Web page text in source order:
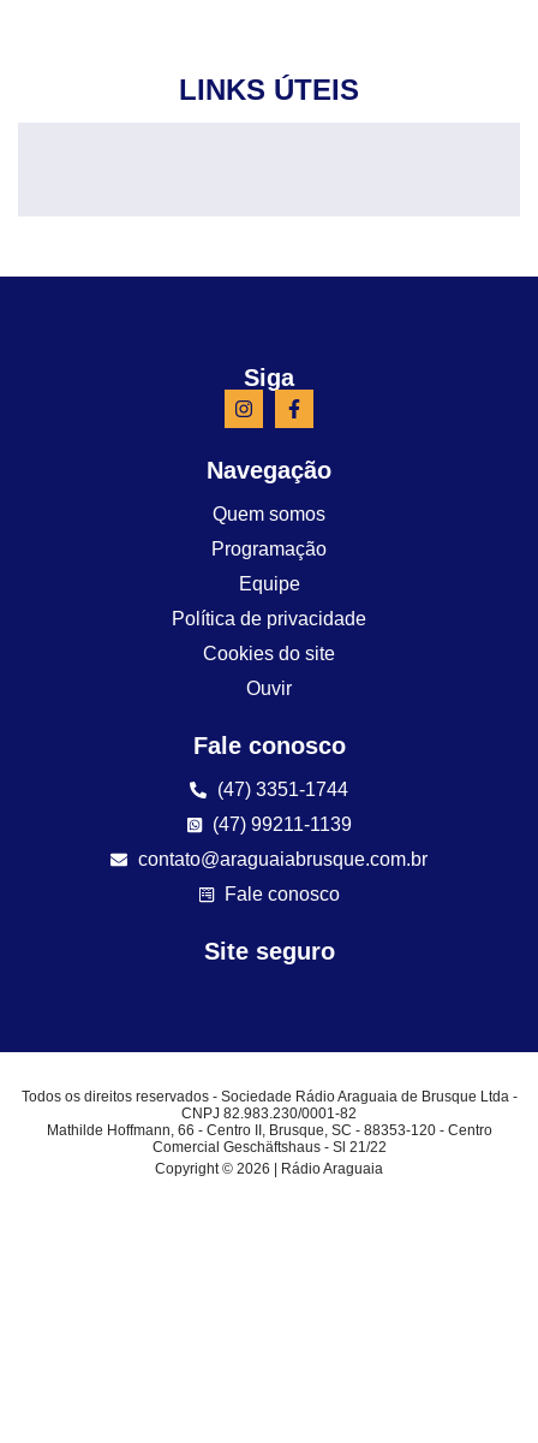
LINKS ÚTEIS
Siga
Navegação
Quem somos
Programação
Equipe
Política de privacidade
Cookies do site
Ouvir
Fale conosco
(47) 3351-1744
(47) 99211-1139
contato@araguaiabrusque.com.br
Fale conosco
Site seguro
Todos os direitos reservados - Sociedade Rádio Araguaia de Brusque Ltda -
CNPJ 82.983.230/0001-82
Mathilde Hoffmann, 66 - Centro II, Brusque, SC - 88353-120 - Centro
Comercial Geschäftshaus - Sl 21/22
Copyright © 2026 | Rádio Araguaia